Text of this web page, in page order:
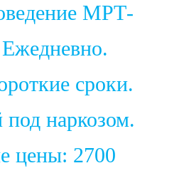
МРТ-
сроки.
наркозом.
цены: 2700